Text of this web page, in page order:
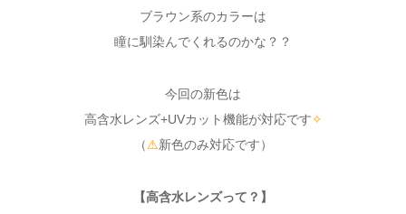
ブラウン系のカラーは
瞳に馴染んでくれるのかな？？
今回の新色は
高含水レンズ+UVカット機能が対応です✧
（⚠新色のみ対応です）
【高含水レンズって？】